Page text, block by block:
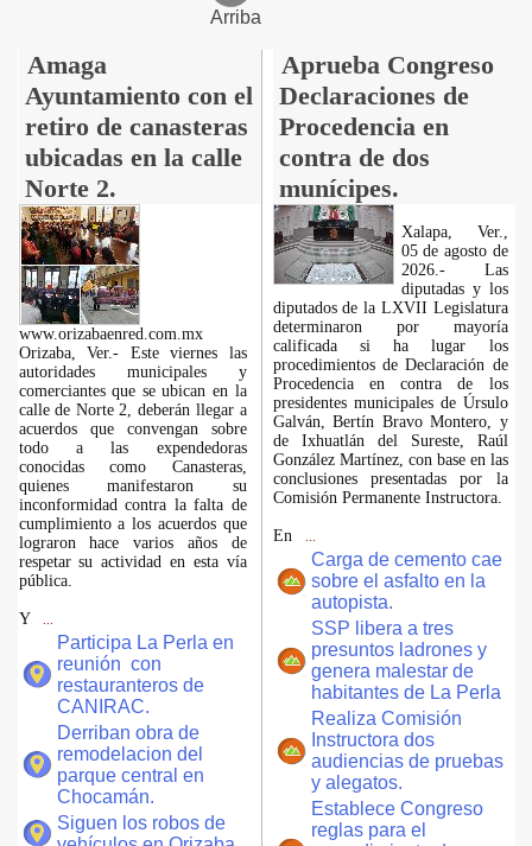
Arriba
Amaga
Ayuntamiento con el
retiro de canasteras
ubicadas en la calle
Norte 2.
Aprueba Congreso
Declaraciones de
Procedencia en
contra de dos
munícipes.
www.orizabaenred.com.mx
Orizaba, Ver.- Este viernes las
autoridades municipales y
comerciantes que se ubican en la
calle de Norte 2, deberán llegar a
acuerdos que convengan sobre
todo a las expendedoras
conocidas como Canasteras,
quienes manifestaron su
inconformidad contra la falta de
cumplimiento a los acuerdos que
lograron hace varios años de
respetar su actividad en esta vía
pública.
Y
Participa La Perla en
reunión con
restauranteros de
CANIRAC.
Derriban obra de
remodelacion del
parque central en
Chocamán.
Siguen los robos de
Xalapa, Ver.,
05 de agosto de
2026.- Las
diputadas y los
diputados de la LXVII Legislatura
determinaron por mayoría
calificada si ha lugar los
procedimientos de Declaración de
Procedencia en contra de los
presidentes municipales de Úrsulo
Galván, Bertín Bravo Montero, y
de Ixhuatlán del Sureste, Raúl
González Martínez, con base en las
conclusiones presentadas por la
Comisión Permanente Instructora.
En
Carga de cemento cae
sobre el asfalto en la
autopista.
SSP libera a tres
presuntos ladrones y
genera malestar de
habitantes de La Perla
Realiza Comisión
Instructora dos
audiencias de pruebas
y alegatos.
Establece Congreso
reglas para el